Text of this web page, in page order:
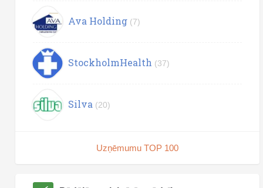
Ava Holding (7)
StockholmHealth (37)
Silva (20)
Uzņēmumu TOP 100